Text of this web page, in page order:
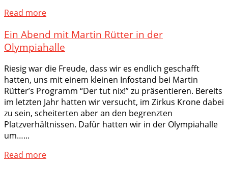
Read more
Ein Abend mit Martin Rütter in der
Olympiahalle
Riesig war die Freude, dass wir es endlich geschafft
hatten, uns mit einem kleinen Infostand bei Martin
Rütter’s Programm “Der tut nix!” zu präsentieren. Bereits
im letzten Jahr hatten wir versucht, im Zirkus Krone dabei
zu sein, scheiterten aber an den begrenzten
Platzverhältnissen. Dafür hatten wir in der Olympiahalle
um…...
Read more